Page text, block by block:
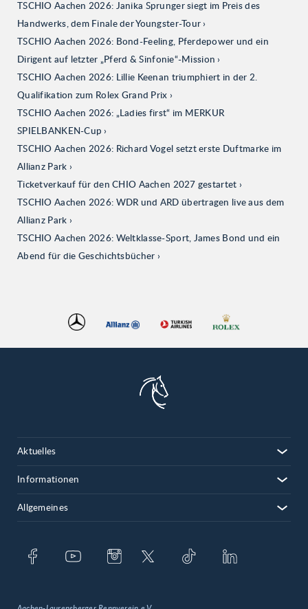
TSCHIO Aachen 2026: Janika Sprunger siegt im Preis des
Handwerks, dem Finale der Youngster-Tour
TSCHIO Aachen 2026: Bond-Feeling, Pferdepower und ein
Dirigent auf letzter „Pferd & Sinfonie“-Mission
TSCHIO Aachen 2026: Lillie Keenan triumphiert in der 2.
Qualifikation zum Rolex Grand Prix
TSCHIO Aachen 2026: „Ladies first“ im MERKUR
SPIELBANKEN-Cup
TSCHIO Aachen 2026: Richard Vogel setzt erste Duftmarke im
Allianz Park
Ticketverkauf für den CHIO Aachen 2027 gestartet
TSCHIO Aachen 2026: WDR und ARD übertragen live aus dem
Allianz Park
TSCHIO Aachen 2026: Weltklasse-Sport, James Bond und ein
Abend für die Geschichtsbücher
Aktuelles
Informationen
Allgemeines